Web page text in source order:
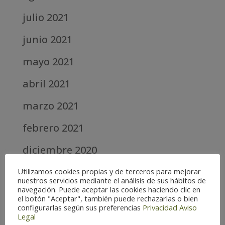
julio 2021
junio 2021
mayo 2021
abril 2021
marzo 2021
febrero 2021
diciembre 2020
abril 2020
marzo 2020
febrero 2019
Utilizamos cookies propias y de terceros para mejorar
nuestros servicios mediante el análisis de sus hábitos de
navegación. Puede aceptar las cookies haciendo clic en
el botón "Aceptar", también puede rechazarlas o bien
configurarlas según sus preferencias Privacidad Aviso
Legal